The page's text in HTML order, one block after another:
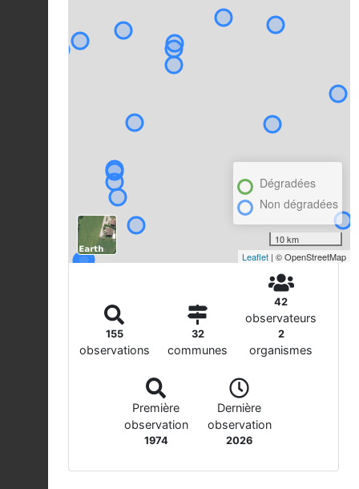
Dégradées
Non dégradées
10 km
Leaflet | © OpenStreetMap
155
observations
32
communes
42
observateurs
2
organismes
Première
observation
1974
Dernière
observation
2026